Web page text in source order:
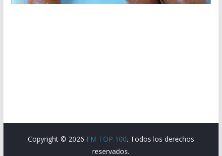
Copyright © 2026 FM TOP 100. Todos los derechos
reservados.